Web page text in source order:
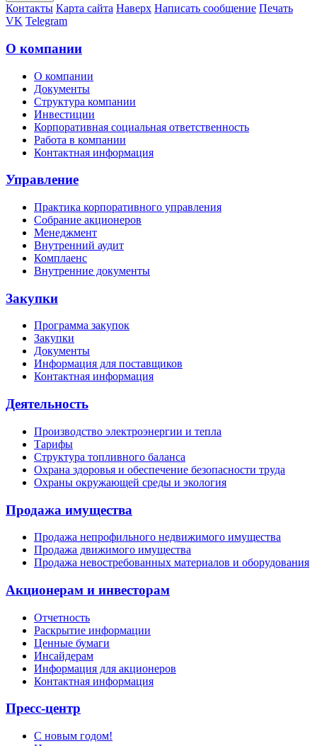
Контакты Карта сайта Наверх Написать сообщение Печать
VK Telegram
О компании
О компании
Документы
Структура компании
Инвестиции
Корпоративная социальная ответственность
Работа в компании
Контактная информация
Управление
Практика корпоративного управления
Собрание акционеров
Менеджмент
Внутренний аудит
Комплаенс
Внутренние документы
Закупки
Программа закупок
Закупки
Документы
Информация для поставщиков
Контактная информация
Деятельность
Производство электроэнергии и тепла
Тарифы
Структура топливного баланса
Охрана здоровья и обеспечение безопасности труда
Охраны окружающей среды и экология
Продажа имущества
Продажа непрофильного недвижимого имущества
Продажа движимого имущества
Продажа невостребованных материалов и оборудования
Акционерам и инвесторам
Отчетность
Раскрытие информации
Ценные бумаги
Инсайдерам
Информация для акционеров
Контактная информация
Пресс-центр
С новым годом!